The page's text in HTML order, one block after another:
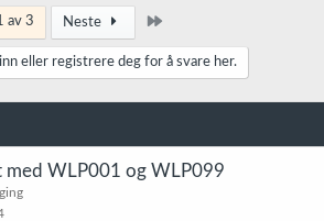
av 3 Neste
eller registrere deg for å svare her.
med WLP001 og WLP099